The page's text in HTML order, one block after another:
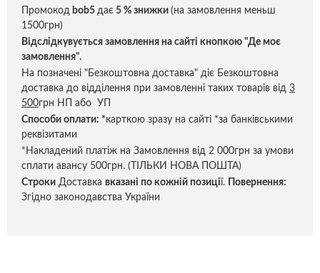
Промокод bob5 дає 5 % знижки (на замовлення меньш
1500грн)
Відслідкувується замовлення на сайті кнопкою "Де моє
замовлення".
На позначені "Безкоштовна доставка" діє Безкоштовна
доставка до відділення при замовленні таких товарів від 3
500грн НП або УП
Способи оплати: *карткою зразу на сайті *за банківськими
реквізитами
*Накладений платіж на Замовлення від 2 000грн за умови
сплати авансу 500грн. (ТІЛЬКИ НОВА ПОШТА)
Строки Доставка вказані по кожній позиції.
Повернення:
Згідно законодавства України